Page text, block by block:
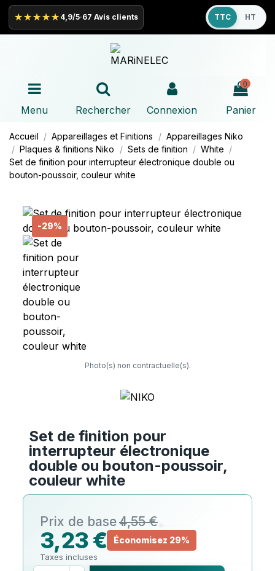
★★★★★ 4,9/5·67 Avis clients TTC HT
Menu Rechercher Connexion
0
Panier
Accueil Appareillages et Finitions Appareillages Niko
Plaques & finitionsNiko Sets de finition
White
Set de finition pour interrupteur électronique double ou
bouton-poussoir, couleur white
-29%
Photo(s) non contractuelle(s).
Set de finition pour
interrupteur électronique
double ou bouton-poussoir,
couleur white
4,55 €
3,23 € Économisez 29%
Taxes incluses